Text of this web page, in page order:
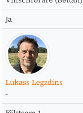
Ja
Lukass Legzdins
-